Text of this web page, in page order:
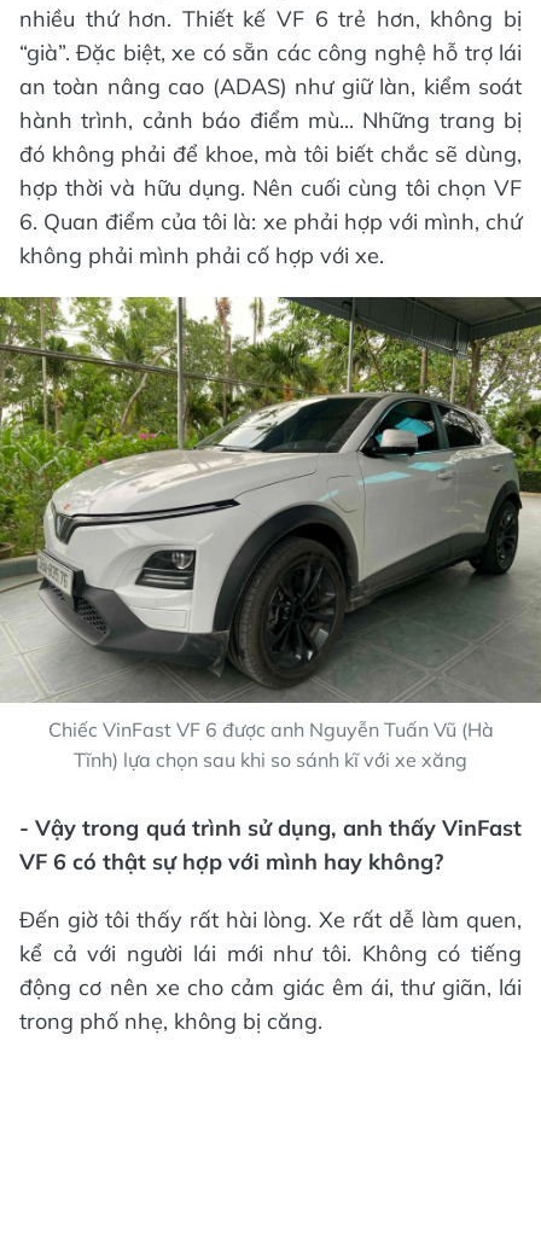
nhiều thứ hơn. Thiết kế VF 6 trẻ hơn, không bị
“già”. Đặc biệt, xe có sẵn các công nghệ hỗ trợ lái
an toàn nâng cao (ADAS) như giữ làn, kiểm soát
hành trình, cảnh báo điểm mù... Những trang bị
đó không phải để khoe, mà tôi biết chắc sẽ dùng,
hợp thời và hữu dụng. Nên cuối cùng tôi chọn VF
6. Quan điểm của tôi là: xe phải hợp với mình, chứ
không phải mình phải cố hợp với xe.
Chiếc VinFast VF 6 được anh Nguyễn Tuấn Vũ (Hà
Tĩnh) lựa chọn sau khi so sánh kĩ với xe xăng
- Vậy trong quá trình sử dụng, anh thấy VinFast
VF 6 có thật sự hợp với mình hay không?
Đến giờ tôi thấy rất hài lòng. Xe rất dễ làm quen,
kể cả với người lái mới như tôi. Không có tiếng
động cơ nên xe cho cảm giác êm ái, thư giãn, lái
trong phố nhẹ, không bị căng.